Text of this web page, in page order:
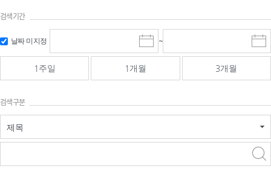
검색기간
날짜 미지정
시
작
일
선
~
종
료
선
1주일 1개월 3개월
검색구분
제목